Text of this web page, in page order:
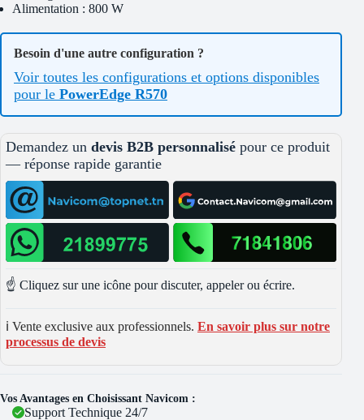
Alimentation : 800 W
Besoin d'une autre configuration ?
Voir toutes les configurations et options disponibles
pour le PowerEdge R570
Demandez un devis B2B personnalisé pour ce produit
— réponse rapide garantie
☝️ Cliquez sur une icône pour discuter, appeler ou écrire.
ℹ️ Vente exclusive aux professionnels. En savoir plus sur notre
processus de devis
Vos Avantages en Choisissant Navicom :
Support Technique 24/7